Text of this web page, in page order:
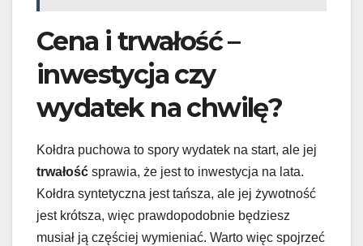
Cena i trwałość –
inwestycja czy
wydatek na chwilę?
Kołdra puchowa to spory wydatek na start, ale jej
trwałość sprawia, że jest to inwestycja na lata.
Kołdra syntetyczna jest tańsza, ale jej żywotność
jest krótsza, więc prawdopodobnie będziesz
musiał ją częściej wymieniać. Warto więc spojrzeć